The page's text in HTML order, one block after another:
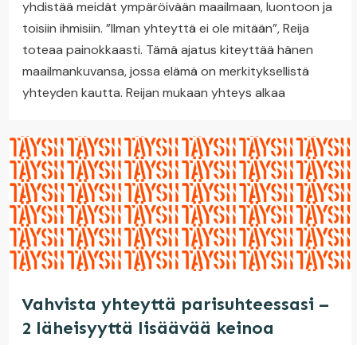
yhdistää meidät ympäröivään maailmaan, luontoon ja
toisiin ihmisiin. ”Ilman yhteyttä ei ole mitään”, Reija
toteaa painokkaasti. Tämä ajatus kiteyttää hänen
maailmankuvansa, jossa elämä on merkityksellistä
yhteyden kautta. Reijan mukaan yhteys alkaa
Vahvista yhteyttä parisuhteessasi –
2 läheisyyttä lisäävää keinoa